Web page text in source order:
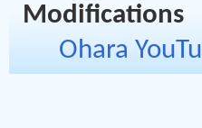
Modifications
Ohara